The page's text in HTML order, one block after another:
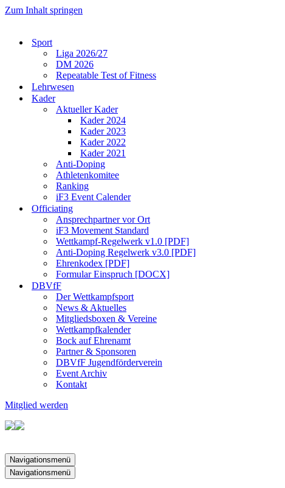
Zum Inhalt springen
Sport
Liga 2026/27
DM 2026
Repeatable Test of Fitness
Lehrwesen
Kader
Aktueller Kader
Kader 2024
Kader 2023
Kader 2022
Kader 2021
Anti-Doping
Athletenkomitee
Ranking
iF3 Event Calender
Officiating
Ansprechpartner vor Ort
iF3 Movement Standard
Wettkampf-Regelwerk v1.0 [PDF]
Anti-Doping Regelwerk v3.0 [PDF]
Ehrenkodex [PDF]
Formular Einspruch [DOCX]
DBVfF
Der Wettkampfsport
News & Aktuelles
Mitgliedsboxen & Vereine
Wettkampfkalender
Bock auf Ehrenamt
Partner & Sponsoren
DBVfF Jugendförderverein
Event Archiv
Kontakt
Mitglied werden
Navigationsmenü
Navigationsmenü